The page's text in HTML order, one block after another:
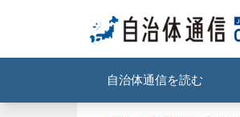
自治体通信を読む